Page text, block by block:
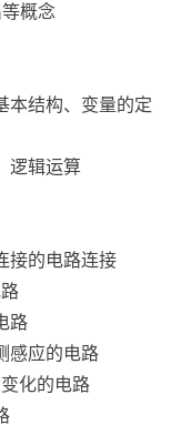
概念
本结构、变量的定
逻辑运算
接的电路连接
路
感应的电路
化的电路